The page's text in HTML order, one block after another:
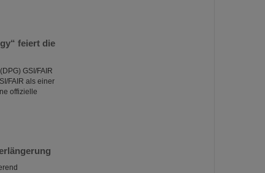
feiert die
GSI/FAIR
FAIR als einer
offizielle